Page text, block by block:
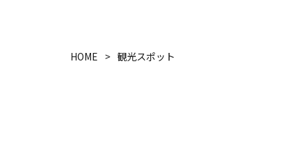
HOME 観光スポット